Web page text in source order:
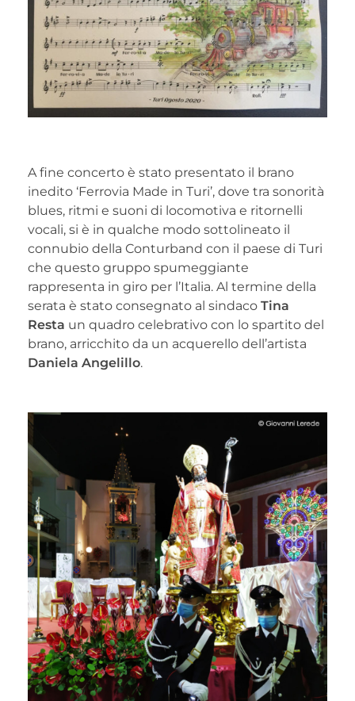
A fine concerto è stato presentato il brano
inedito ‘Ferrovia Made in Turi’, dove tra sonorità
blues, ritmi e suoni di locomotiva e ritornelli
vocali, si è in qualche modo sottolineato il
connubio della Conturband con il paese di Turi
che questo gruppo spumeggiante
rappresenta in giro per l’Italia. Al termine della
serata è stato consegnato al sindaco Tina
Resta un quadro celebrativo con lo spartito del
brano, arricchito da un acquerello dell’artista
Daniela Angelillo.